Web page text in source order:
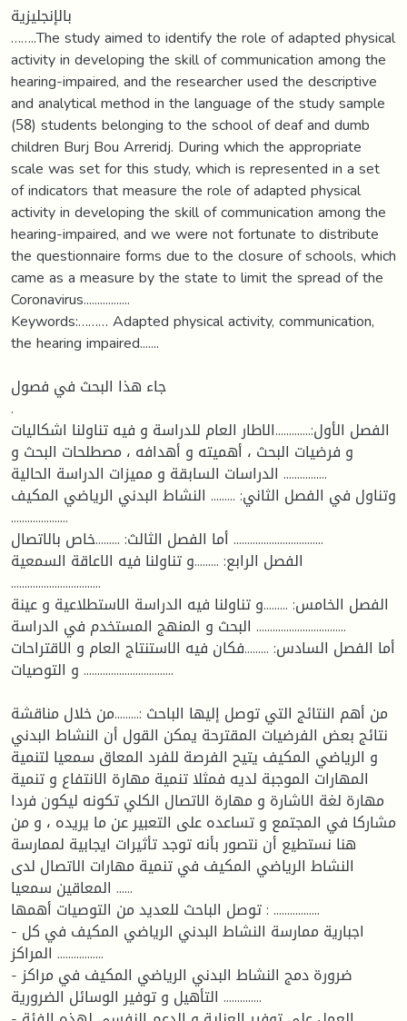
بالإنجليزية
……..The study aimed to identify the role of adapted physical
activity in developing the skill of communication among the
hearing-impaired, and the researcher used the descriptive
and analytical method in the language of the study sample
(58) students belonging to the school of deaf and dumb
children Burj Bou Arreridj. During which the appropriate
scale was set for this study, which is represented in a set
of indicators that measure the role of adapted physical
activity in developing the skill of communication among the
hearing-impaired, and we were not fortunate to distribute
the questionnaire forms due to the closure of schools, which
came as a measure by the state to limit the spread of the
Coronavirus.................
Keywords:……… Adapted physical activity, communication,
the hearing impaired.......
جاء هذا البحث في فصول
.
الفصل الأول:.............الاطار العام للدراسة و فيه تناولنا اشكاليات
و فرضيات البحث ، أهميته و أهدافه ، مصطلحات البحث و
الدراسات السابقة و مميزات الدراسة الحالية ................
وتناول في الفصل الثاني: ......... النشاط البدني الرياضي المكيف
.....................
أما الفصل الثالث: .........خاص بالاتصال .................................
الفصل الرابع: .........و تناولنا فيه الاعاقة السمعية
.................................
الفصل الخامس: .........و تناولنا فيه الدراسة الاستطلاعية و عينة
البحث و المنهج المستخدم في الدراسة .................................
أما الفصل السادس: .........فكان فيه الاستنتاج العام و الاقتراحات
و التوصيات .................................
من أهم النتائج التي توصل إليها الباحث :.........من خلال مناقشة
نتائج بعض الفرضيات المقترحة يمكن القول أن النشاط البدني
و الرياضي المكيف يتيح الفرصة للفرد المعاق سمعيا لتنمية
المهارات الموجبة لديه فمثلا تنمية مهارة الانتفاع و تنمية
مهارة لغة الاشارة و مهارة الاتصال الكلي تكونه ليكون فردا
مشاركا في المجتمع و تساعده على التعبير عن ما يريده ، و من
هنا نستطيع أن نتصور بأنه توجد تأثيرات ايجابية لممارسة
النشاط الرياضي المكيف في تنمية مهارات الاتصال لدى
المعاقين سمعيا ......
توصل الباحث للعديد من التوصيات أهمها : .................
- اجبارية ممارسة النشاط البدني الرياضي المكيف في كل
المراكز .................
- ضرورة دمج النشاط البدني الرياضي المكيف في مراكز
التأهيل و توفير الوسائل الضرورية ..............